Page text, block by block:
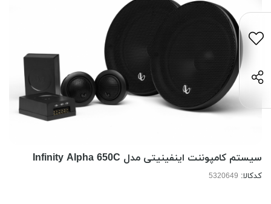
سیستم كامپوننت اینفینیتی مدل Infinity Alpha 650C
کدکالا: